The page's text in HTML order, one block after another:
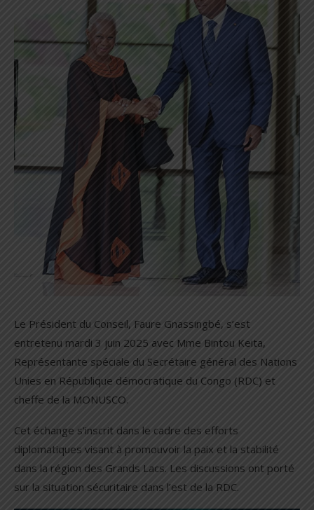
Le Président du Conseil, Faure Gnassingbé, s’est
entretenu mardi 3 juin 2025 avec Mme Bintou Keita,
Représentante spéciale du Secrétaire général des Nations
Unies en République démocratique du Congo (RDC) et
cheffe de la MONUSCO.
Cet échange s’inscrit dans le cadre des efforts
diplomatiques visant à promouvoir la paix et la stabilité
dans la région des Grands Lacs. Les discussions ont porté
sur la situation sécuritaire dans l’est de la RDC.